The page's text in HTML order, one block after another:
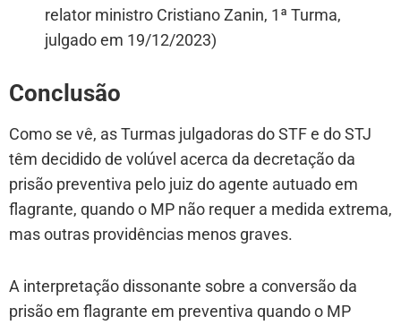
relator ministro Cristiano Zanin, 1ª Turma,
julgado em 19/12/2023)
Conclusão
Como se vê, as Turmas julgadoras do STF e do STJ
têm decidido de volúvel acerca da decretação da
prisão preventiva pelo juiz do agente autuado em
flagrante, quando o MP não requer a medida extrema,
mas outras providências menos graves.
A interpretação dissonante sobre a conversão da
prisão em flagrante em preventiva quando o MP